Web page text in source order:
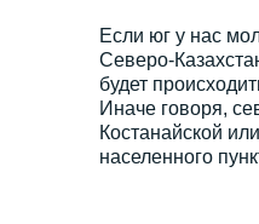
Если юг у нас
Северо-
будет
Иначе говоря,
Костанайской
населенного